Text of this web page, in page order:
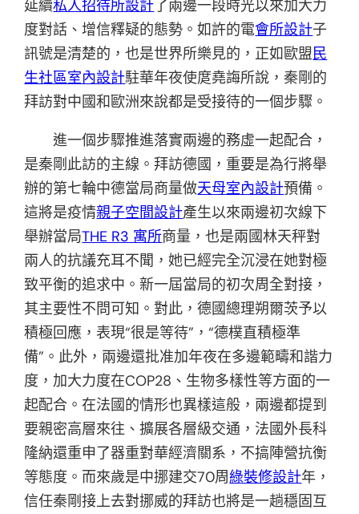
延續私人招待所設計了兩邊一段時光以來加大力
度對話、增信釋疑的態勢。如許的電會所設計子
訊號是清楚的，也是世界所樂見的，正如歐盟民
生社區室內設計駐華年夜使庹堯誨所說，秦剛的
拜訪對中國和歐洲來說都是受接待的一個步驟。
進一個步驟推進落實兩邊的務虛一起配合，
是秦剛此訪的主線。拜訪德國，重要是為行將舉
辦的第七輪中德當局商量做天母室內設計預備。
這將是疫情親子空間設計產生以來兩邊初次線下
舉辦當局THE R3 寓所商量，也是兩國林天秤對
兩人的抗議充耳不聞，她已經完全沉浸在她對極
致平衡的追求中。新一屆當局的初次周全對接，
其主要性不問可知。對此，德國總理朔爾茨予以
積極回應，表現“很是等待”，“德樸直積極準
備”。此外，兩邊還批准加年夜在多邊範疇和諧力
度，加大力度在COP28、生物多樣性等方面的一
起配合。在法國的情形也異樣這般，兩邊都提到
要親密高層來往、擴展各層級交通，法國外長科
隆納還重申了器重對華經濟關系，不搞陣營抗衡
等態度。而來歲是中挪建交70周綠裝修設計年，
信任秦剛接上去對挪威的拜訪也將是一趟穩固互